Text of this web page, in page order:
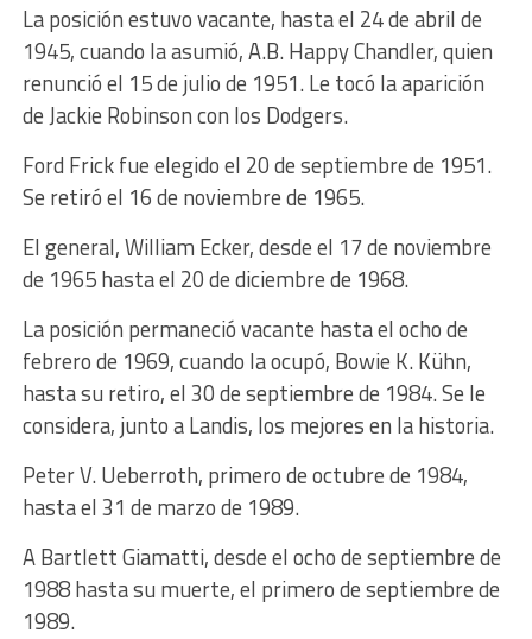
La posición estuvo vacante, hasta el 24 de abril de
1945, cuando la asumió, A.B. Happy Chandler, quien
renunció el 15 de julio de 1951. Le tocó la aparición
de Jackie Robinson con los Dodgers.
Ford Frick fue elegido el 20 de septiembre de 1951.
Se retiró el 16 de noviembre de 1965.
El general, William Ecker, desde el 17 de noviembre
de 1965 hasta el 20 de diciembre de 1968.
La posición permaneció vacante hasta el ocho de
febrero de 1969, cuando la ocupó, Bowie K. Kühn,
hasta su retiro, el 30 de septiembre de 1984. Se le
considera, junto a Landis, los mejores en la historia.
Peter V. Ueberroth, primero de octubre de 1984,
hasta el 31 de marzo de 1989.
A Bartlett Giamatti, desde el ocho de septiembre de
1988 hasta su muerte, el primero de septiembre de
1989.